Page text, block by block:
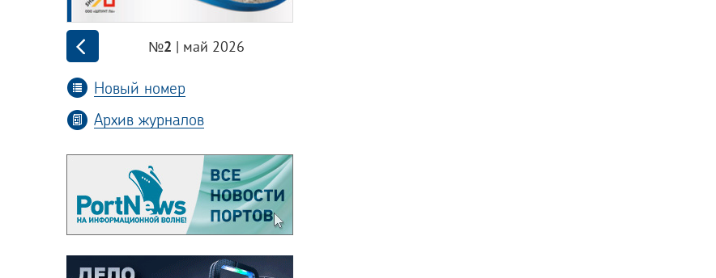
№2 | май 2026
Новый номер
Архив журналов